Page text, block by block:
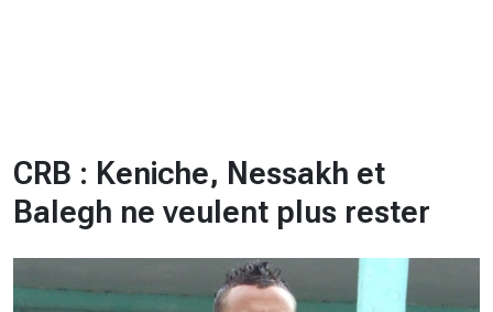
CRB : Keniche, Nessakh et
Balegh ne veulent plus rester